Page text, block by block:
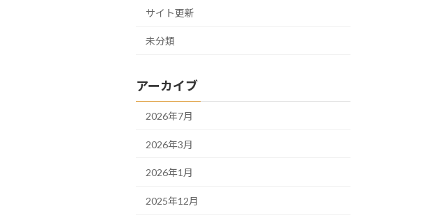
サイト更新
未分類
アーカイブ
2026年7月
2026年3月
2026年1月
2025年12月